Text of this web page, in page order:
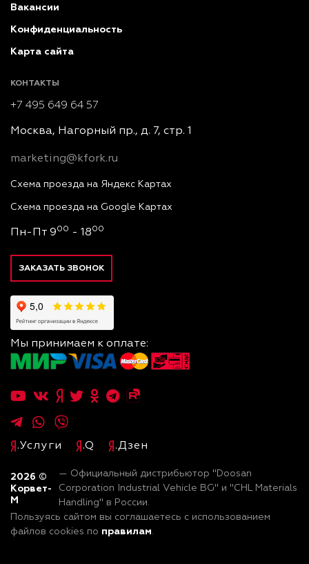
Вакансии
Конфиденциальность
Карта сайта
КОНТАКТЫ
+7 495 649 64 57
Москва, Нагорный пр., д. 7, стр. 1
marketing@kfork.ru
Схема проезда на Яндекс Картах
Схема проезда на Google Картах
Пн-Пт 900 - 1800
ЗАКАЗАТЬ ЗВОНОК
Мы принимаем к оплате:
.Услуги .Q .Дзен
2026 ©
Корвет-
М
— Официальный дистрибьютор "Doosan
Corporation Industrial Vehicle BG" и "CHL Materials
Handling" в России.
Пользуясь сайтом вы соглашаетесь с использованием
файлов cookies по правилам